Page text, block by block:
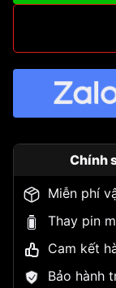
Chính
Miễn phí
Thay pin
Cam kết
Bảo hành